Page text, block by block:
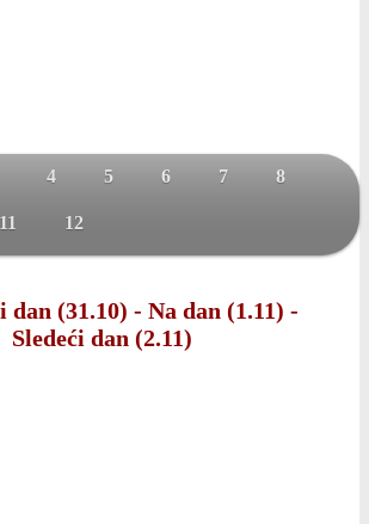
4 5 6 7 8
11 12
dan (31.10) - Na dan (1.11) -
Sledeći dan (2.11)